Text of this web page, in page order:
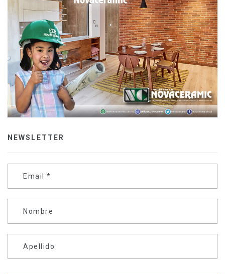
NEWSLETTER
Email *
Nombre
Apellido